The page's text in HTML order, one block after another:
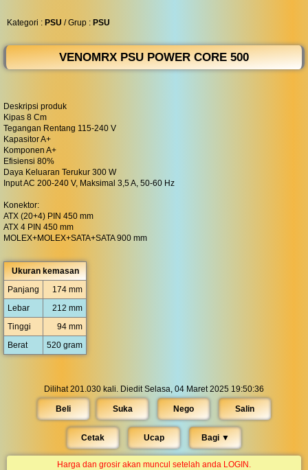
Kategori : PSU / Grup : PSU
VENOMRX PSU POWER CORE 500
Deskripsi produk
Kipas 8 Cm
Tegangan Rentang 115-240 V
Kapasitor A+
Komponen A+
Efisiensi 80%
Daya Keluaran Terukur 300 W
Input AC 200-240 V, Maksimal 3,5 A, 50-60 Hz
Konektor:
ATX (20+4) PIN 450 mm
ATX 4 PIN 450 mm
MOLEX+MOLEX+SATA+SATA 900 mm
Ukuran kemasan
Panjang
174 mm
Lebar
212 mm
Tinggi
94 mm
Berat
520 gram
Dilihat 201.030 kali. Diedit Selasa, 04 Maret 2025 19:50:36
Beli Suka Nego Salin
Cetak Ucap Bagi ▼︎
Harga dan grosir akan muncul setelah anda LOGIN.